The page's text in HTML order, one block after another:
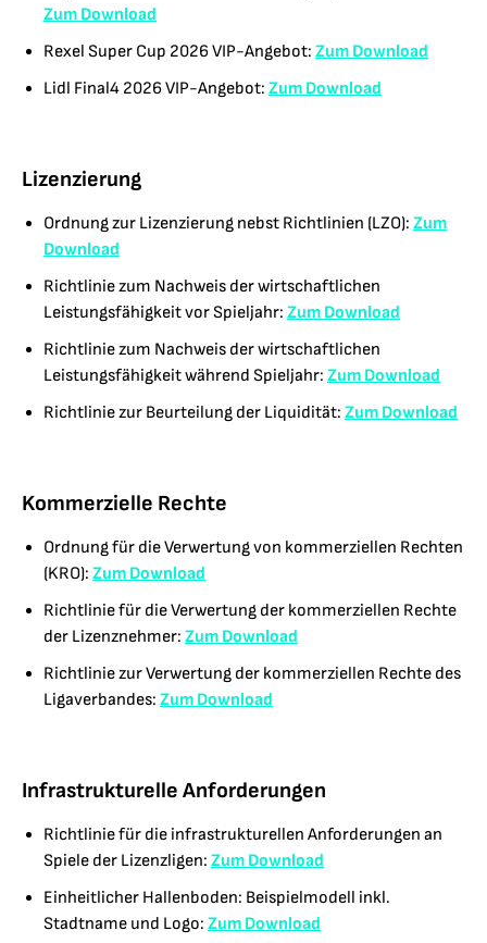
Zum Download
Rexel Super Cup 2026 VIP-Angebot: Zum Download
Lidl Final4 2026 VIP-Angebot: Zum Download
Lizenzierung
Ordnung zur Lizenzierung nebst Richtlinien (LZO): Zum
Download
Richtlinie zum Nachweis der wirtschaftlichen
Leistungsfähigkeit vor Spieljahr: Zum Download
Richtlinie zum Nachweis der wirtschaftlichen
Leistungsfähigkeit während Spieljahr: Zum Download
Richtlinie zur Beurteilung der Liquidität: Zum Download
Kommerzielle Rechte
Ordnung für die Verwertung von kommerziellen Rechten
(KRO): Zum Download
Richtlinie für die Verwertung der kommerziellen Rechte
der Lizenznehmer: Zum Download
Richtlinie zur Verwertung der kommerziellen Rechte des
Ligaverbandes: Zum Download
Infrastrukturelle Anforderungen
Richtlinie für die infrastrukturellen Anforderungen an
Spiele der Lizenzligen: Zum Download
Einheitlicher Hallenboden: Beispielmodell inkl.
Stadtname und Logo: Zum Download